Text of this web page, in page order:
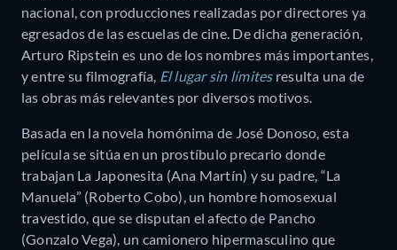
nacional, con producciones realizadas por directores ya
egresados de las escuelas de cine. De dicha generación,
Arturo Ripstein es uno de los nombres más importantes,
y entre su filmografía, El lugar sin límitesresulta una de
las obras más relevantes por diversos motivos.
Basada en la novela homónima de José Donoso, esta
película se sitúa en un prostíbulo precario donde
trabajan La Japonesita (Ana Martín) y su padre, “La
Manuela” (Roberto Cobo), un hombre homosexual
travestido, que se disputan el afecto de Pancho
(Gonzalo Vega), un camionero hipermasculino que